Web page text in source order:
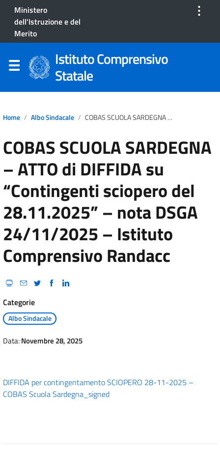
Ministero
dell'Istruzione e del
Merito
⋮
Istituto Comprensivo
Statale
Home Albo Sindacale COBAS SCUOLA SARDEGNA – ATTO Di DIFFIDA Su “Contingenti Sciopero Del 28.11.2025” – Nota DSGA 24/11/2025 – Istituto Comprensivo Randacc
COBAS SCUOLA SARDEGNA
– ATTO di DIFFIDA su
“Contingenti sciopero del
28.11.2025” – nota DSGA
24/11/2025 – Istituto
Comprensivo Randacc
Categorie
Albo Sindacale
Data:Novembre 28, 2025
DIFFIDA per contingentamento SCIOPERO 28-11-2025 –
COBAS Scuola Sardegna_signed